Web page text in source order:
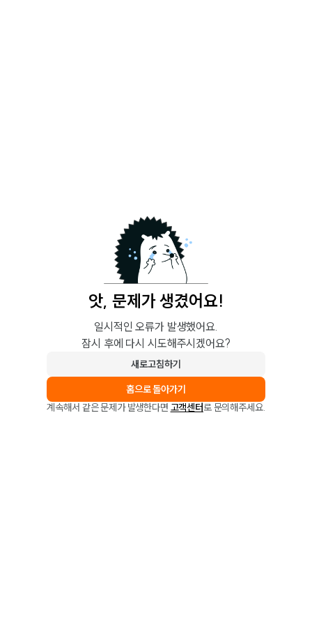
앗, 문제가 생겼어요!
일시적인 오류가 발생했어요.
잠시 후에 다시 시도해주시겠어요?
새로고침하기
홈으로 돌아가기
계속해서 같은 문제가 발생한다면 고객센터로 문의해주세요.